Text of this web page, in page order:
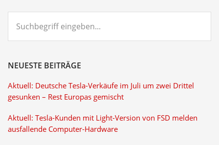
eingeben...
NEUESTE BEITRÄGE
Aktuell: Deutsche Tesla-Verkäufe im Juli um zwei Drittel
gesunken – Rest Europas gemischt
Aktuell: Tesla-Kunden mit Light-Version von FSD melden
ausfallende Computer-Hardware